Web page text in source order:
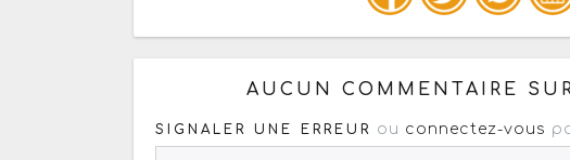
Copiez les infos ci-dessous pour un
AUCUN COMMENTAIRE
SIGNALER UNE ERREUR ou connectez-vous